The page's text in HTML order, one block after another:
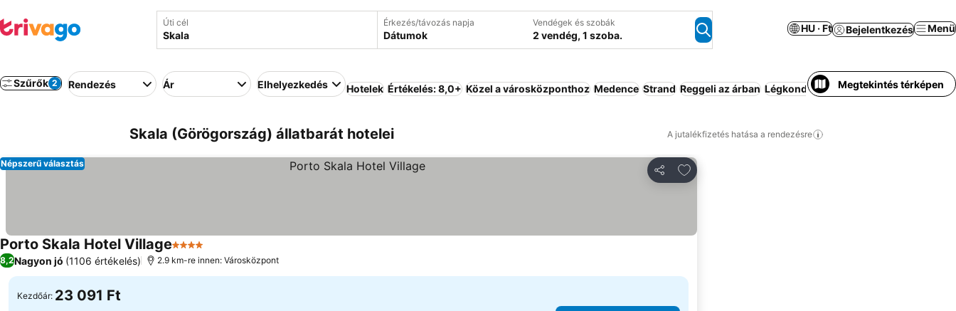
Úti cél Érkezés/távozás napja
Dátumok
Vendégek és szobák
2 vendég, 1 szoba.
HU · Ft Bejelentkezés Menü
Szűrők 2 Rendezés Ár Elhelyezkedés Hotelek Értékelés: 8,0+ Közel a városközponthoz Medence Strand Reggeli az árban Légkondicionáló Kiadó ház/apartman
Megtekintés térképen
Skala (Görögország) állatbarát hotelei A jutalékfizetés hatása a rendezésre
Megosztás
Hozzáadás a kedvencekhez
Népszerű választás
Porto Skala Hotel Village4 Kategória
8,2Nagyon jó (1106 értékelés) 2.9 km-re innen: Városközpont
Kezdőár: 23 091 Ft